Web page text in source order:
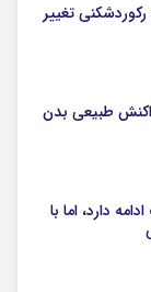
تغییر
طبیعی بدن
دارد، اما با